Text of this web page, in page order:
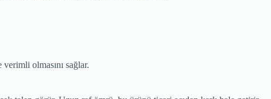
olmasını sağlar.